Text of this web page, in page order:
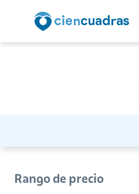
Rango de precio